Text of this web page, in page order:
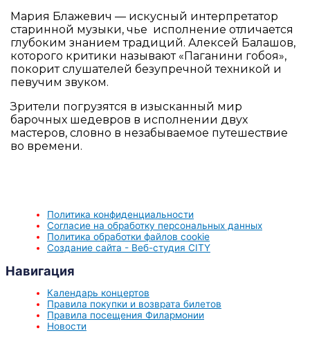
Мария Блажевич — искусный интерпретатор
старинной музыки, чье исполнение отличается
глубоким знанием традиций. Алексей Балашов,
которого критики называют «Паганини гобоя»,
покорит слушателей безупречной техникой и
певучим звуком.
Зрители погрузятся в изысканный мир
барочных шедевров в исполнении двух
мастеров, словно в незабываемое путешествие
во времени.
Политика конфиденциальности
Согласие на обработку персональных данных
Политика обработки файлов cookie
Создание сайта - Веб-студия CITY
Навигация
Календарь концертов
Правила покупки и возврата билетов
Правила посещения Филармонии
Новости